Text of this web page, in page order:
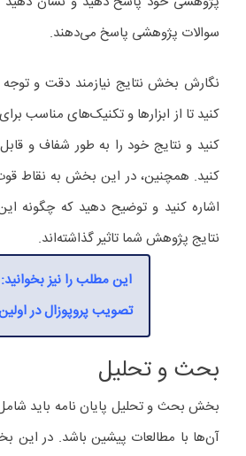
سوالات پژوهشی پاسخ می‌دهند.
نگارش بخش نتایج نیازمند دقت و
کنید تا از ابزارها و تکنیک‌های مناسب
کنید و نتایج خود را به طور شفاف و
کنید. همچنین، در این بخش به نقاط
اشاره کنید و توضیح دهید که چگونه
نتایج پژوهش شما تاثیر گذاشته‌اند.
این مطلب را نیز
تصویب پروپوزال در
بحث و تحلیل
بخش بحث و تحلیل پایان نامه باید
آن‌ها با مطالعات پیشین باشد. در این